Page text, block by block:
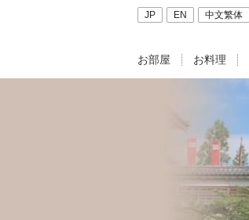
JP EN 中文繁体
お部屋 お料理